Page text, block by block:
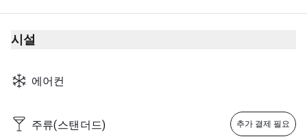
Monday 00:00 - 23:59
Tuesday
Thursday
Friday 00:00 - 23:59
시설
에어컨
주류(스탠더드) 추가 결제 필요